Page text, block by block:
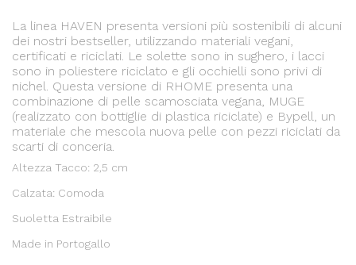
La linea HAVEN presenta versioni più sostenibili di alcuni
dei nostri bestseller, utilizzando materiali vegani,
certificati e riciclati. Le solette sono in sughero, i lacci
sono in poliestere riciclato e gli occhielli sono privi di
nichel. Questa versione di RHOME presenta una
combinazione di pelle scamosciata vegana, MUGE
(realizzato con bottiglie di plastica riciclate) e Bypell, un
materiale che mescola nuova pelle con pezzi riciclati da
scarti di conceria.
Altezza Tacco: 2,5 cm
Calzata: Comoda
Suoletta Estraibile
Made in Portogallo